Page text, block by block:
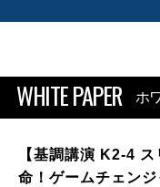
WHITE PAPER ホ
【基調講演 K2-4
命！ゲームチェン